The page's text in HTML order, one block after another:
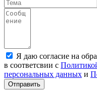
Я даю согласие на
в соответсвии с
персональных данных и
Отправить